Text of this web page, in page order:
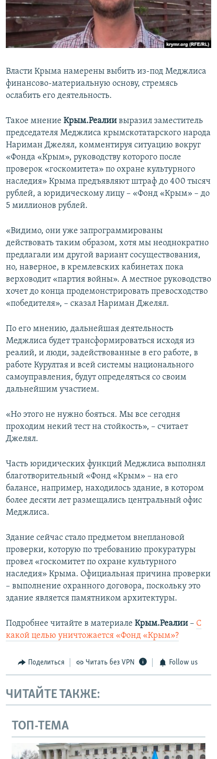
ПОБЕДИТЕЛЕЙ НЕ СУДЯТ?
КРЫМ.НЕПОКОРЕННЫЙ
ELIFBE
ПРИСОЕДИНЯЙТЕСЬ!
Все сайты RFE/RL
Власти Крыма намерены выбить из-под Меджлиса
финансово-материальную основу, стремясь
ослабить его деятельность.
Такое мнение Крым.Реалии выразил заместитель
председателя Меджлиса крымскотатарского народа
Нариман Джелял, комментируя ситуацию вокруг
«Фонда «Крым», руководству которого после
проверок «госкомитета» по охране культурного
наследия» Крыма предъявляют штраф до 400 тысяч
рублей, а юридическому лицу – «Фонд «Крым» – до
5 миллионов рублей.
«Видимо, они уже запрограммированы
действовать таким образом, хотя мы неоднократно
предлагали им другой вариант сосуществования,
но, наверное, в кремлевских кабинетах пока
верховодит «партия войны». А местное руководство
хочет до конца продемонстрировать превосходство
«победителя», – сказал Нариман Джелял.
По его мнению, дальнейшая деятельность
Меджлиса будет трансформироваться исходя из
реалий, и люди, задействованные в его работе, в
работе Курултая и всей системы национального
самоуправления, будут определяться со своим
дальнейшим участием.
«Но этого не нужно бояться. Мы все сегодня
проходим некий тест на стойкость», – считает
Джелял.
Часть юридических функций Меджлиса выполнял
благотворительный «Фонд «Крым» – на его
балансе, например, находилось здание, в котором
более десяти лет размещались центральный офис
Меджлиса.
Здание сейчас стало предметом внеплановой
проверки, которую по требованию прокуратуры
провел «госкомитет по охране культурного
наследия» Крыма. Официальная причина проверки
– выполнение охранного договора, поскольку это
здание является памятником архитектуры.
Подробнее читайте в материале Крым.Реалии – С
какой целью уничтожается «Фонд «Крым»?
Поделиться Читать без VPN Follow us
ЧИТАЙТЕ ТАКЖЕ:
ТОП-ТЕМА